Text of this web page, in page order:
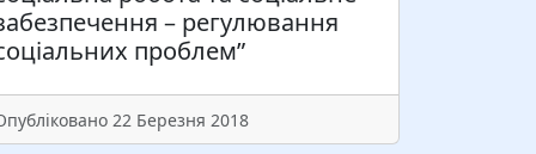
– регулювання
проблем”
22 Березня 2018
Читати більше